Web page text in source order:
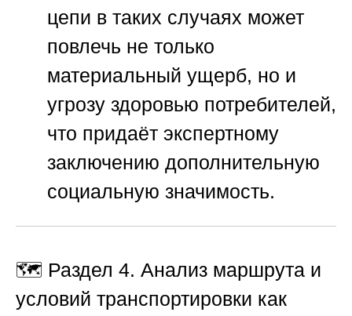
цепи в таких случаях может
повлечь не только
материальный ущерб, но и
угрозу здоровью потребителей,
что придаёт экспертному
заключению дополнительную
социальную значимость.
🗺️ Раздел 4. Анализ маршрута и
условий транспортировки как